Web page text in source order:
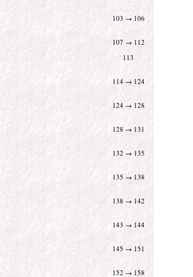
103 → 106
107 → 112
113
114 → 124
124 → 128
128 → 131
132 → 135
135 → 138
138 → 142
143 → 144
145 → 151
152 → 158